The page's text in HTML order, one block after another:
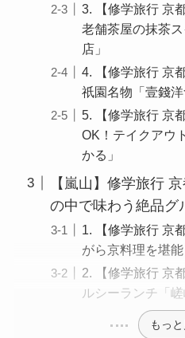
3. 【修学旅行 京
老舗茶屋の抹茶
店」
4. 【修学旅行 京
祇園名物「壹錢洋
5. 【修学旅行 京
OK！テイクアウ
かる」
【嵐山】修学旅行
の中で味わう絶品グ
1. 【修学旅行 京
がら京料理を堪能
2. 【修学旅行 京
ルシーランチ「嵯
もっ